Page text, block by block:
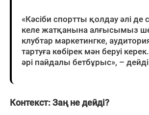
«Кәсіби спортты қолдау әлі де
келе жатқанына алғысымыз
клубтар маркетингке,
тартуға көбірек мән беруі
әрі пайдалы бетбұрыс», –
Контекст: Заң не дейді?